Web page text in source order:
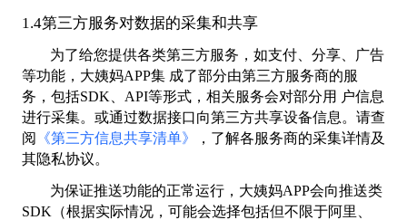
1.4第三方服务对数据的采集和共享
为了给您提供各类第三方服务，如支付、分享、广告
等功能，大姨妈APP集 成了部分由第三方服务商的服
务，包括SDK、API等形式，相关服务会对部分用 户信息
进行采集。或通过数据接口向第三方共享设备信息。请查
阅
《第三方信息共享清单》
，了解各服务商的采集详情及
其隐私协议。
为保证推送功能的正常运行，大姨妈APP会向推送类
SDK（根据实际情况，可能会选择包括但不限于阿里、